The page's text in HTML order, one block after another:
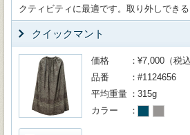
クティビティに最適です。取り外しできる
クイックマント
価格
¥7,000（税込
品番
#1124656
平均重量
315g
カラー